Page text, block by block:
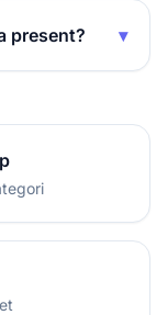
present? ▾